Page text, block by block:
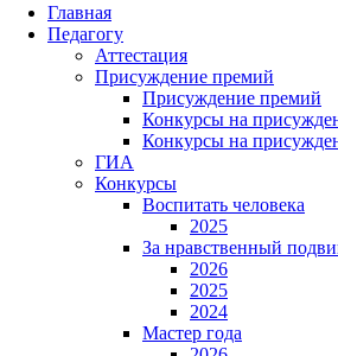
Главная
Педагогу
Аттестация
Присуждение премий
Присуждение премий
Конкурсы на
Конкурсы на
ГИА
Конкурсы
Воспитать человека
2025
За нравственный
2026
2025
2024
Мастер года